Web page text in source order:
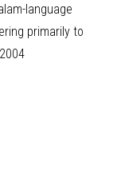
language
primarily to